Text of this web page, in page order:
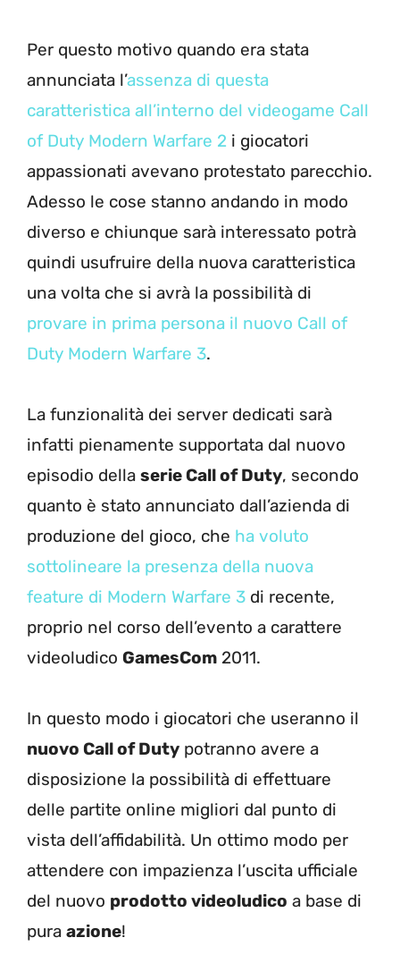
Per questo motivo quando era stata
annunciata l’assenza di questa
caratteristica all’interno del videogame Call
of Duty Modern Warfare 2 i giocatori
appassionati avevano protestato parecchio.
Adesso le cose stanno andando in modo
diverso e chiunque sarà interessato potrà
quindi usufruire della nuova caratteristica
una volta che si avrà la possibilità di
provare in prima persona il nuovo Call of
Duty Modern Warfare 3.
La funzionalità dei server dedicati sarà
infatti pienamente supportata dal nuovo
episodio della serie Call of Duty, secondo
quanto è stato annunciato dall’azienda di
produzione del gioco, che ha voluto
sottolineare la presenza della nuova
feature di Modern Warfare 3 di recente,
proprio nel corso dell’evento a carattere
videoludico GamesCom 2011.
In questo modo i giocatori che useranno il
nuovo Call of Duty potranno avere a
disposizione la possibilità di effettuare
delle partite online migliori dal punto di
vista dell’affidabilità. Un ottimo modo per
attendere con impazienza l’uscita ufficiale
del nuovo prodotto videoludico a base di
pura azione!